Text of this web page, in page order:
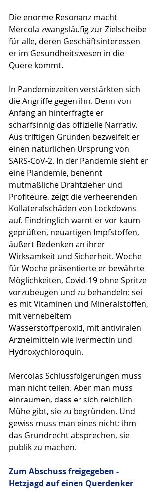
Die enorme Resonanz macht
Mercola zwangsläufig zur Zielscheibe
für alle, deren Geschäftsinteressen
er im Gesundheitswesen in die
Quere kommt.
In Pandemiezeiten verstärkten sich
die Angriffe gegen ihn. Denn von
Anfang an hinterfragte er
scharfsinnig das offizielle Narrativ.
Aus triftigen Gründen bezweifelt er
einen natürlichen Ursprung von
SARS-CoV-2. In der Pandemie sieht er
eine Plandemie, benennt
mutmaßliche Drahtzieher und
Profiteure, zeigt die verheerenden
Kollateralschäden von Lockdowns
auf. Eindringlich warnt er vor kaum
geprüften, neuartigen Impfstoffen,
äußert Bedenken an ihrer
Wirksamkeit und Sicherheit. Woche
für Woche präsentierte er bewährte
Möglichkeiten, Covid-19 ohne Spritze
vorzubeugen und zu behandeln: sei
es mit Vitaminen und Mineralstoffen,
mit vernebeltem
Wasserstoffperoxid, mit antiviralen
Arzneimitteln wie Ivermectin und
Hydroxychloroquin.
Mercolas Schlussfolgerungen muss
man nicht teilen. Aber man muss
einräumen, dass er sich reichlich
Mühe gibt, sie zu begründen. Und
gewiss muss man eines nicht: ihm
das Grundrecht absprechen, sie
publik zu machen.
Zum Abschuss freigegeben -
Hetzjagd auf einen Querdenker